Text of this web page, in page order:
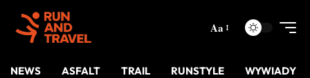
Aa
NEWS ASFALT TRAIL RUNSTYLE WYWIADY